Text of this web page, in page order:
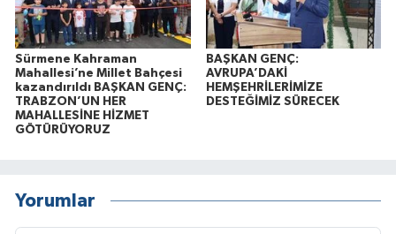
Sürmene Kahraman
Mahallesi’ne Millet Bahçesi
kazandırıldı BAŞKAN GENÇ:
TRABZON’UN HER
MAHALLESİNE HİZMET
GÖTÜRÜYORUZ
BAŞKAN GENÇ:
AVRUPA’DAKİ
HEMŞEHRİLERİMİZE
DESTEĞİMİZ SÜRECEK
Yorumlar